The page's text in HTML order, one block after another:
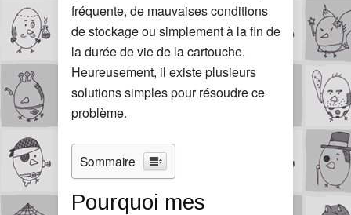
fréquente, de mauvaises conditions
de stockage ou simplement à la fin de
la durée de vie de la cartouche.
Heureusement, il existe plusieurs
solutions simples pour résoudre ce
problème.
Sommaire
Pourquoi mes